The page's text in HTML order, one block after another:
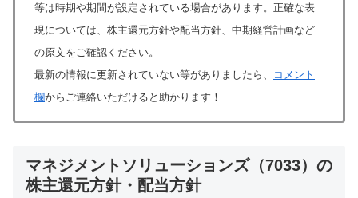
等は時期や期間が設定されている場合があります。正確な表
現については、株主還元方針や配当方針、中期経営計画など
の原文をご確認ください。
最新の情報に更新されていない等がありましたら、
コメント
欄からご連絡いただけると助かります！
マネジメントソリューションズ（7033）の
株主還元方針・配当方針